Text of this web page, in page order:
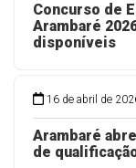
Concurso de
Arambaré
disponíveis
16 de abril de
Arambaré
de